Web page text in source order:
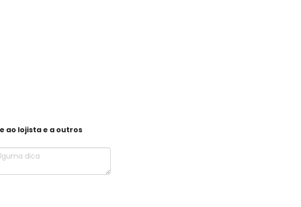
ao lojista e a outros